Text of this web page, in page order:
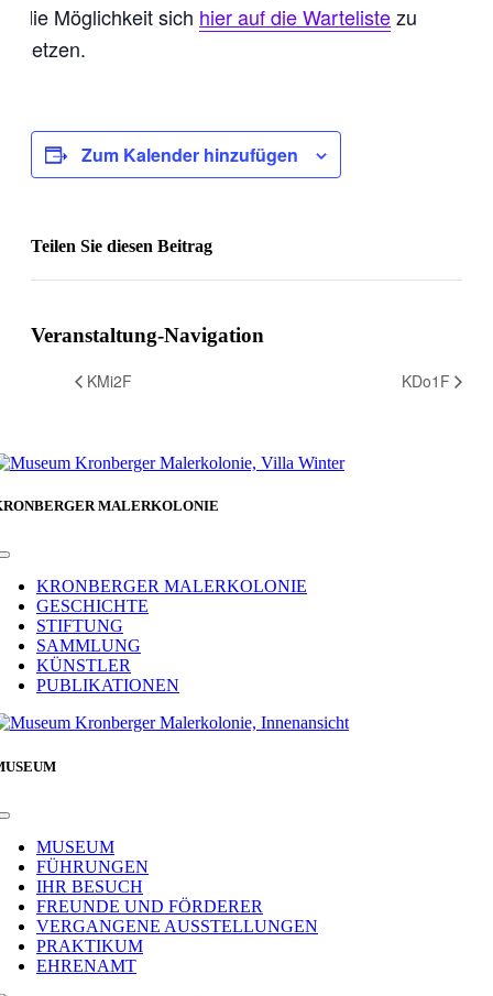
die Möglichkeit sich hier auf die Wartelistezu
setzen.
Zum Kalender hinzufügen
Teilen Sie diesen Beitrag
Veranstaltung-Navigation
KMi2F KDo1F
MALERKOLONIE
Toggle
NavigationKRONBERGER MALERKOLONIE
GESCHICHTE
STIFTUNG
SAMMLUNG
KÜNSTLER
PUBLIKATIONEN
Toggle
NavigationMUSEUM
FÜHRUNGEN
IHR BESUCH
FREUNDE UND FÖRDERER
VERGANGENE AUSSTELLUNGEN
PRAKTIKUM
EHRENAMT